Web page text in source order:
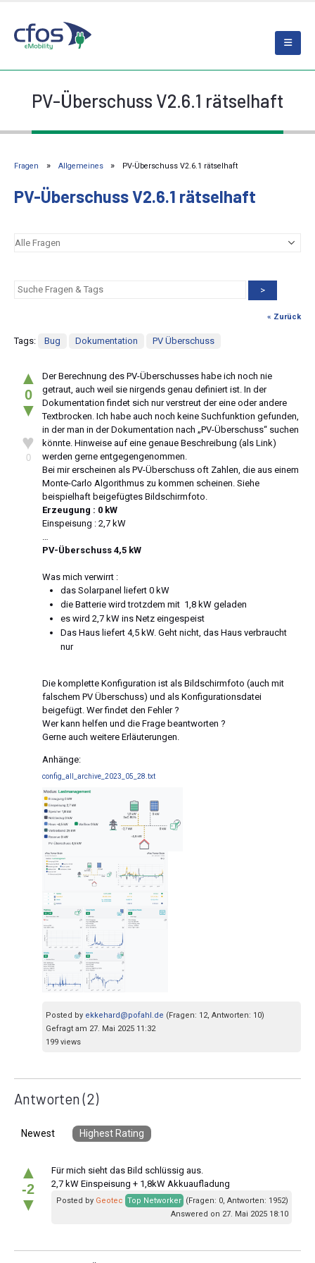
PV-Überschuss V2.6.1 rätselhaft
Fragen Allgemeines PV-Überschuss V2.6.1 rätselhaft
PV-Überschuss V2.6.1 rätselhaft
>
« Zurück
Tags: Bug Dokumentation PV Überschuss
▲
0
▼
♥
0
Der Berechnung des PV-Überschusses habe ich noch nie
getraut, auch weil sie nirgends genau definiert ist. In der
Dokumentation findet sich nur verstreut der eine oder andere
Textbrocken. Ich habe auch noch keine Suchfunktion gefunden,
in der man in der Dokumentation nach „PV-Überschuss“ suchen
könnte. Hinweise auf eine genaue Beschreibung (als Link)
werden gerne entgegengenommen.
Bei mir erscheinen als PV-Überschuss oft Zahlen, die aus einem
Monte-Carlo Algorithmus zu kommen scheinen. Siehe
beispielhaft beigefügtes Bildschirmfoto.
Erzeugung : 0 kW
Einspeisung : 2,7 kW
PV-Überschuss 4,5 kW
Was mich verwirrt :
das Solarpanel liefert 0 kW
die Batterie wird trotzdem mit 1,8 kW geladen
es wird 2,7 kW ins Netz eingespeist
Das Haus liefert 4,5 kW. Geht nicht, das Haus verbraucht
nur
Die komplette Konfiguration ist als Bildschirmfoto (auch mit
falschem PV Überschuss) und als Konfigurationsdatei
beigefügt. Wer findet den Fehler ?
Wer kann helfen und die Frage beantworten ?
Gerne auch weitere Erläuterungen.
Anhänge:
config_all_archive_2023_05_28.txt
Posted by ekkehard@pofahl.de (Fragen: 12, Antworten: 10)
Gefragt am 27. Mai 2025 11:32
199 views
Antworten(2)
Newest Highest Rating
▲
-2
▼
Für mich sieht das Bild schlüssig aus.
2,7 kW Einspeisung + 1,8kW Akkuaufladung
Posted by Geotec Top Networker (Fragen: 0, Antworten: 1952)
Answered on 27. Mai 2025 18:10